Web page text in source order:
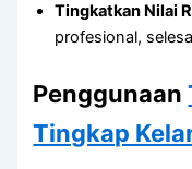
Tingkatkan Nilai
profesional,
Penggunaan
Tingkap